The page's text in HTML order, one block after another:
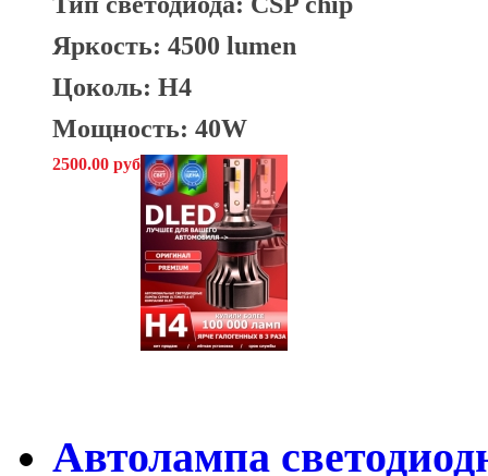
Яркость: 4500 lumen
Цоколь: H4
Мощность: 40W
2500.00 руб
Автолампа